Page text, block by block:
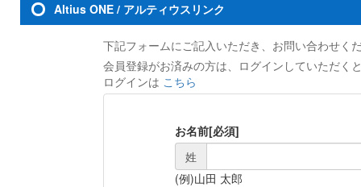
Altius ONE / アルティウスリンク
下記フォームにご記入いただき、お問い合わせく
会員登録がお済みの方は、ログインしていただく
ログインは こちら
お名前[必須]
姓
(例)山田 太郎